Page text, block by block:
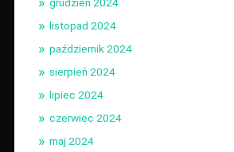
grudzień 2024
listopad 2024
październik 2024
sierpień 2024
lipiec 2024
czerwiec 2024
maj 2024